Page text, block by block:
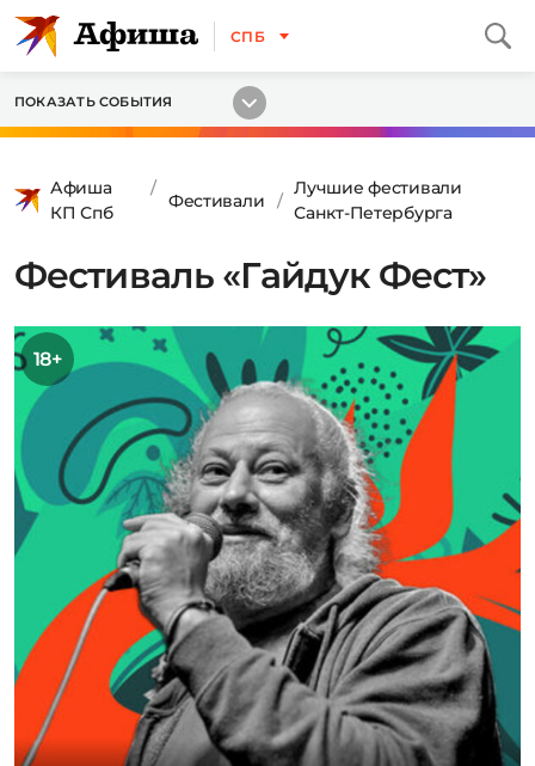
СПБ
ПОКАЗАТЬ СОБЫТИЯ
Афиша
КП Спб
Фестивали
Лучшие фестивали
Санкт-Петербурга
Фестиваль «Гайдук Фест»
18+